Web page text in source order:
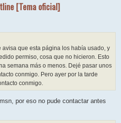
[Tema oficial]
avisa que esta página los había usado, y
permiso, cosa que no hicieron. Esto
semana más o menos. Dejé pasar unos
conmigo. Pero ayer por la tarde
conmigo.
por eso no pude contactar antes